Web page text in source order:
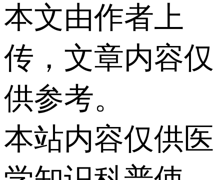
本文由作者上
传，文章内容仅
供参考。
本站内容仅供医